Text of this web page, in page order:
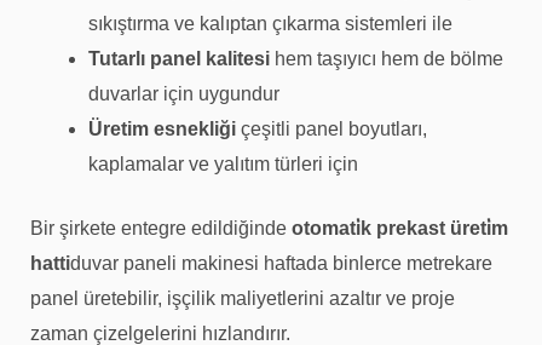
sıkıştırma ve kalıptan çıkarma sistemleri ile
Tutarlı panel kalitesi hem taşıyıcı hem de bölme
duvarlar için uygundur
Üretim esnekliği çeşitli panel boyutları,
kaplamalar ve yalıtım türleri için
Bir şirkete entegre edildiğinde otomati̇k prekast üreti̇m
hattiduvar paneli makinesi haftada binlerce metrekare
panel üretebilir, işçilik maliyetlerini azaltır ve proje
zaman çizelgelerini hızlandırır.